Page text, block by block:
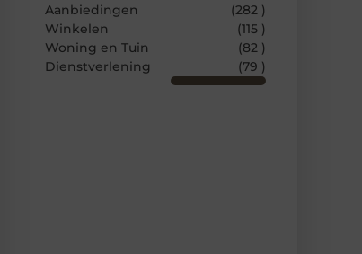
Aanbiedingen
(282 )
Winkelen
(115 )
Woning en Tuin
(82 )
Dienstverlening
(79 )